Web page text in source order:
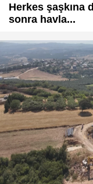
Herkes şaşkına
sonra havla...